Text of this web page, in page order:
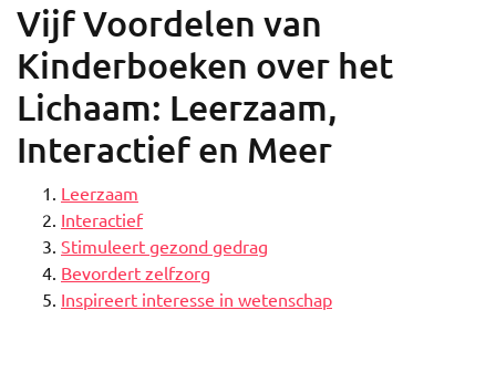
Vijf Voordelen van
Kinderboeken over het
Lichaam: Leerzaam,
Interactief en Meer
Leerzaam
Interactief
Stimuleert gezond gedrag
Bevordert zelfzorg
Inspireert interesse in wetenschap